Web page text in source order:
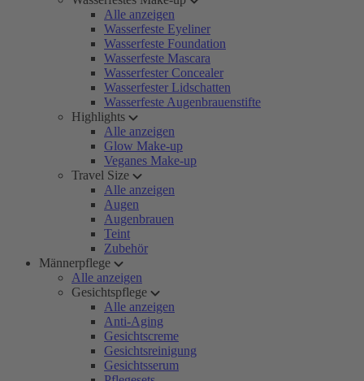
Alle anzeigen
Wasserfeste Eyeliner
Wasserfeste Foundation
Wasserfeste Mascara
Wasserfester Concealer
Wasserfester Lidschatten
Wasserfeste Augenbrauenstifte
Highlights
Alle anzeigen
Glow Make-up
Veganes Make-up
Travel Size
Alle anzeigen
Augen
Augenbrauen
Teint
Zubehör
Männerpflege
Alle anzeigen
Gesichtspflege
Alle anzeigen
Anti-Aging
Gesichtscreme
Gesichtsreinigung
Gesichtsserum